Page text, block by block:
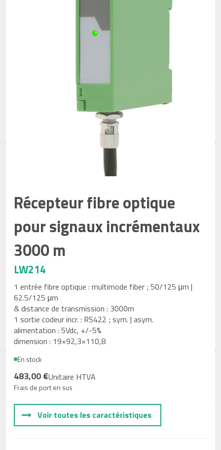
Récepteur fibre optique
pour signaux incrémentaux
3000 m
LW214
1 entrée fibre optique : multimode fiber ; 50/125 μm |
62.5/125 μm
& distance de transmission : 3000m
1 sortie codeur incr. : RS422 ; sym. | asym.
alimentation : 5Vdc, +/-5%
dimension : 19×92,3×110,8
En stock
483,00 €Unitaire HTVA
Frais de port en sus
Voir toutes les caractéristiques